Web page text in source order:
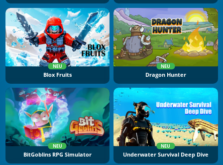
NEU
Blox Fruits
NEU
Dragon Hunter
NEU
BitGoblins RPG Simulator
NEU
Underwater Survival Deep Dive